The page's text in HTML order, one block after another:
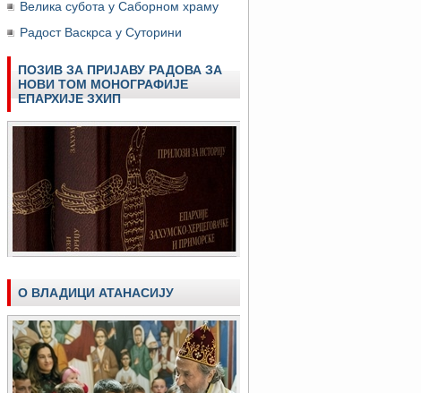
Велика субота у Саборном храму
Радост Васкрса у Суторини
ПОЗИВ ЗА ПРИЈАВУ РАДОВА ЗА
НОВИ ТОМ МОНОГРАФИЈЕ
ЕПАРХИЈЕ ЗХИП
О ВЛАДИЦИ АТАНАСИЈУ